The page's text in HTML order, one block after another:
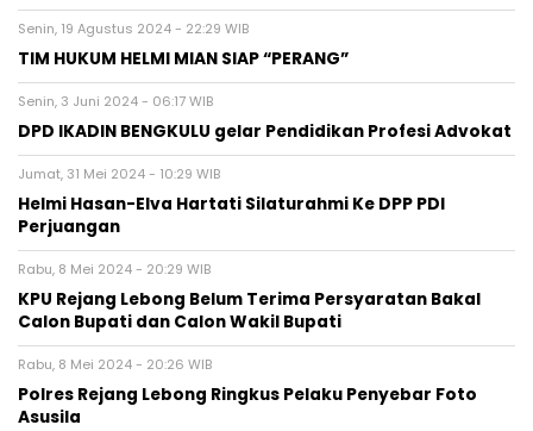
Senin, 19 Agustus 2024 - 22:29 WIB
TIM HUKUM HELMI MIAN SIAP “PERANG”
Senin, 3 Juni 2024 - 06:17 WIB
DPD IKADIN BENGKULU gelar Pendidikan Profesi Advokat
Jumat, 31 Mei 2024 - 10:29 WIB
Helmi Hasan-Elva Hartati Silaturahmi Ke DPP PDI
Perjuangan
Rabu, 8 Mei 2024 - 20:29 WIB
KPU Rejang Lebong Belum Terima Persyaratan Bakal
Calon Bupati dan Calon Wakil Bupati
Rabu, 8 Mei 2024 - 20:26 WIB
Polres Rejang Lebong Ringkus Pelaku Penyebar Foto
Asusila